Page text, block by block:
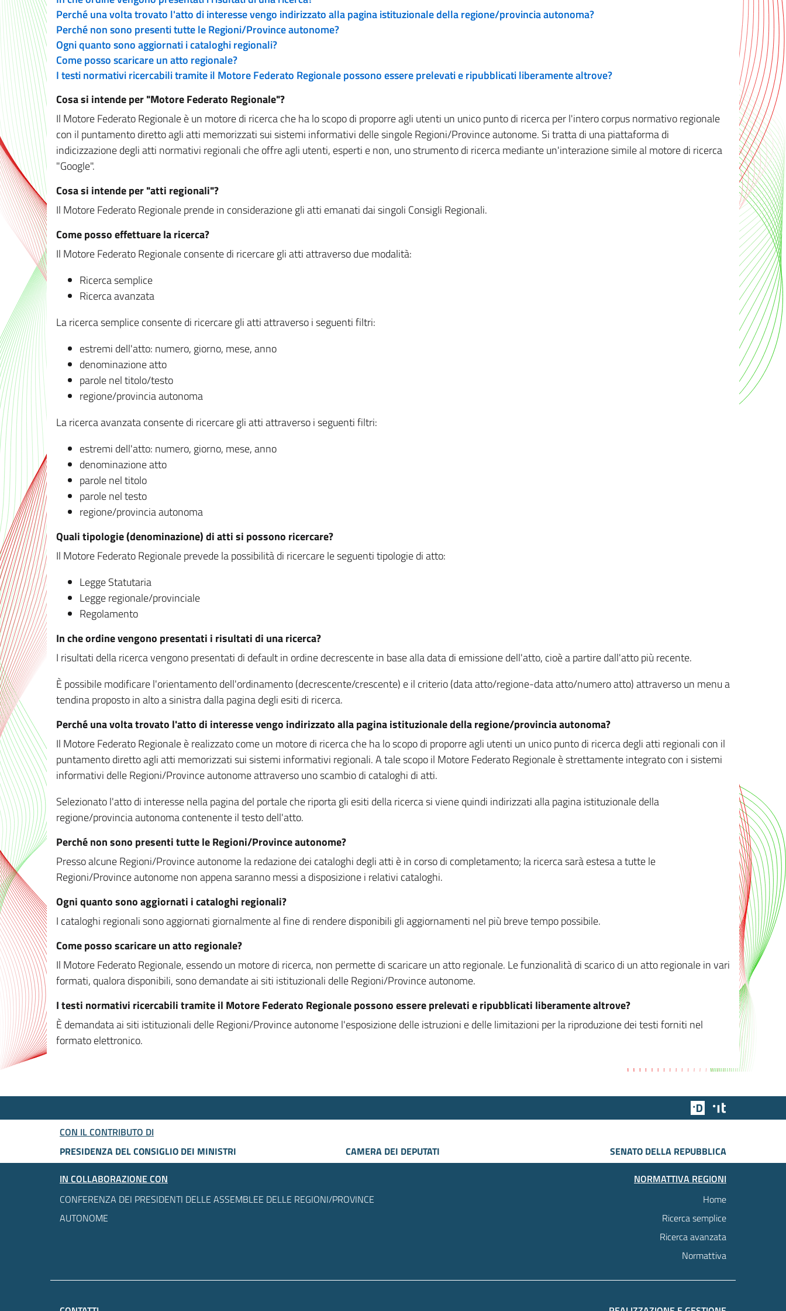
Perché una volta trovato l'atto di interesse vengo indirizzato alla pagina istituzionale della regione/provincia autonoma?
Perché non sono presenti tutte le Regioni/Province autonome?
Ogni quanto sono aggiornati i cataloghi regionali?
Come posso scaricare un atto regionale?
I testi normativi ricercabili tramite il Motore Federato Regionale possono essere prelevati e ripubblicati liberamente altrove?
Cosa si intende per "Motore Federato Regionale"?
Il Motore Federato Regionale è un motore di ricerca che ha lo scopo di proporre agli utenti un unico punto di ricerca per l'intero corpus normativo regionale
con il puntamento diretto agli atti memorizzati sui sistemi informativi delle singole Regioni/Province autonome. Si tratta di una piattaforma di
indicizzazione degli atti normativi regionali che offre agli utenti, esperti e non, uno strumento di ricerca mediante un'interazione simile al motore di ricerca
"Google".
Cosa si intende per "atti regionali"?
Il Motore Federato Regionale prende in considerazione gli atti emanati dai singoli Consigli Regionali.
Come posso effettuare la ricerca?
Il Motore Federato Regionale consente di ricercare gli atti attraverso due modalità:
Ricerca semplice
Ricerca avanzata
La ricerca semplice consente di ricercare gli atti attraverso i seguenti filtri:
estremi dell'atto: numero, giorno, mese, anno
denominazione atto
parole nel titolo/testo
regione/provincia autonoma
La ricerca avanzata consente di ricercare gli atti attraverso i seguenti filtri:
estremi dell'atto: numero, giorno, mese, anno
denominazione atto
parole nel titolo
parole nel testo
regione/provincia autonoma
Quali tipologie (denominazione) di atti si possono ricercare?
Il Motore Federato Regionale prevede la possibilità di ricercare le seguenti tipologie di atto:
Legge Statutaria
Legge regionale/provinciale
Regolamento
In che ordine vengono presentati i risultati di una ricerca?
I risultati della ricerca vengono presentati di default in ordine decrescente in base alla data di emissione dell'atto, cioè a partire dall'atto più recente.
È possibile modificare l'orientamento dell'ordinamento (decrescente/crescente) e il criterio (data atto/regione-data atto/numero atto) attraverso un menu a
tendina proposto in alto a sinistra dalla pagina degli esiti di ricerca.
Perché una volta trovato l'atto di interesse vengo indirizzato alla pagina istituzionale della regione/provincia autonoma?
Il Motore Federato Regionale è realizzato come un motore di ricerca che ha lo scopo di proporre agli utenti un unico punto di ricerca degli atti regionali con il
puntamento diretto agli atti memorizzati sui sistemi informativi regionali. A tale scopo il Motore Federato Regionale è strettamente integrato con i sistemi
informativi delle Regioni/Province autonome attraverso uno scambio di cataloghi di atti.
Selezionato l'atto di interesse nella pagina del portale che riporta gli esiti della ricerca si viene quindi indirizzati alla pagina istituzionale della
regione/provincia autonoma contenente il testo dell'atto.
Perché non sono presenti tutte le Regioni/Province autonome?
Presso alcune Regioni/Province autonome la redazione dei cataloghi degli atti è in corso di completamento; la ricerca sarà estesa a tutte le
Regioni/Province autonome non appena saranno messi a disposizione i relativi cataloghi.
Ogni quanto sono aggiornati i cataloghi regionali?
I cataloghi regionali sono aggiornati giornalmente al fine di rendere disponibili gli aggiornamenti nel più breve tempo possibile.
Come posso scaricare un atto regionale?
Il Motore Federato Regionale, essendo un motore di ricerca, non permette di scaricare un atto regionale. Le funzionalità di scarico di un atto regionale in vari
formati, qualora disponibili, sono demandate ai siti istituzionali delle Regioni/Province autonome.
I testi normativi ricercabili tramite il Motore Federato Regionale possono essere prelevati e ripubblicati liberamente altrove?
È demandata ai siti istituzionali delle Regioni/Province autonome l'esposizione delle istruzioni e delle limitazioni per la riproduzione dei testi forniti nel
formato elettronico.
Team Digitale
CON IL CONTRIBUTO DI
PRESIDENZA DEL CONSIGLIO DEI MINISTRI
CAMERA DEI DEPUTATI
SENATO DELLA REPUBBLICA
IN COLLABORAZIONE CON
CONFERENZA DEI PRESIDENTI DELLE ASSEMBLEE DELLE REGIONI/PROVINCE
AUTONOME
NORMATTIVA REGIONI
Home
Ricerca semplice
Ricerca avanzata
Normattiva